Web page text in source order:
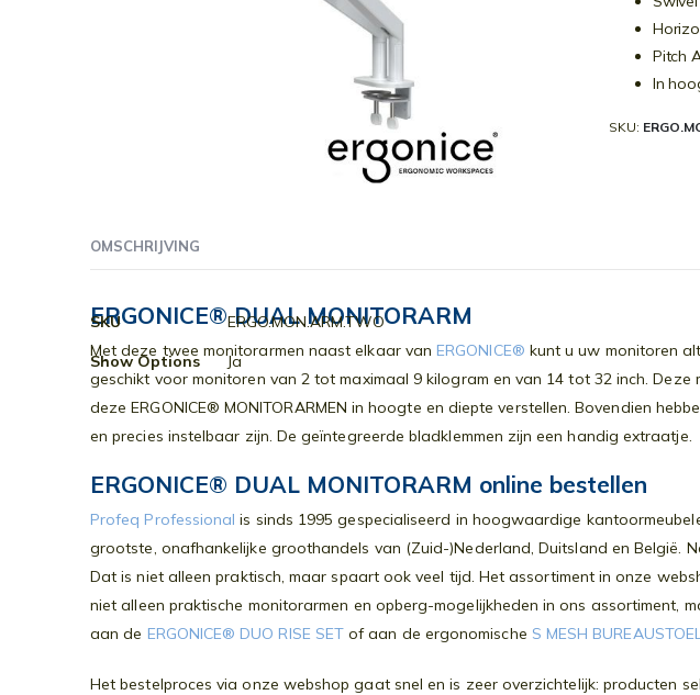
het
van
de
afbeeldingen-
gallerij
Pitch
In
SKU
OMSCHRIJVING
ERGONICE® DUAL MONITORARM
Met deze twee monitorarmen naast elkaar van ERGONICE® kunt u uw monitoren
geschikt voor monitoren van 2 tot maximaal 9 kilogram en van 14 tot 32 inch.
deze ERGONICE® MONITORARMEN in hoogte en diepte verstellen. Bovendien
en precies instelbaar zijn. De geïntegreerde bladklemmen zijn een handig extraatje.
ERGONICE® DUAL MONITORARM online bestellen
Profeq Professional is sinds 1995 gespecialiseerd in hoogwaardige
grootste, onafhankelijke groothandels van (Zuid-)Nederland, Duitsland en
Dat is niet alleen praktisch, maar spaart ook veel tijd. Het assortiment in onze
niet alleen praktische monitorarmen en opberg-mogelijkheden in ons assortiment,
aan de ERGONICE® DUO RISE SET of aan de ergonomische S MESH
Het bestelproces via onze webshop gaat snel en is zeer overzichtelijk: producten
Meer
informatie
SKU
ERGO.MON.ARM.TWO
Show Options
Ja